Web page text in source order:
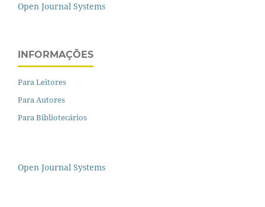
Open Journal Systems
INFORMAÇÕES
Para Leitores
Para Autores
Para Bibliotecários
Open Journal Systems